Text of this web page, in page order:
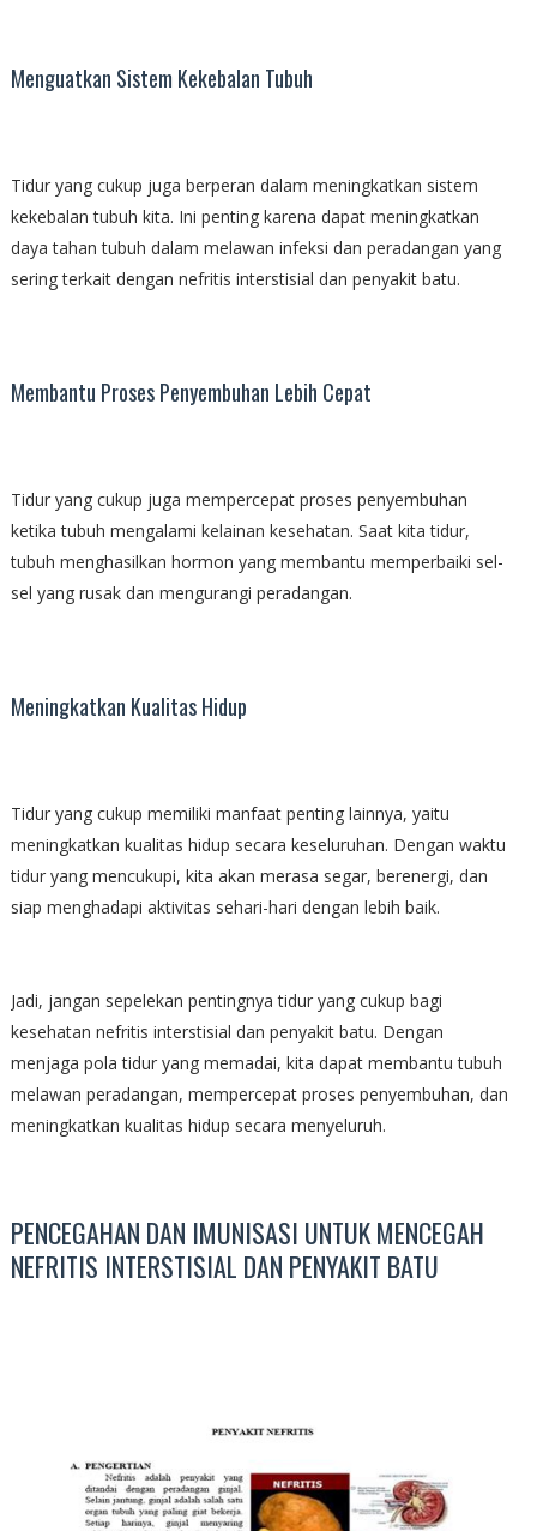
Menguatkan Sistem Kekebalan Tubuh
Tidur yang cukup juga berperan dalam meningkatkan sistem
kekebalan tubuh kita. Ini penting karena dapat meningkatkan
daya tahan tubuh dalam melawan infeksi dan peradangan yang
sering terkait dengan nefritis interstisial dan penyakit batu.
Membantu Proses Penyembuhan Lebih Cepat
Tidur yang cukup juga mempercepat proses penyembuhan
ketika tubuh mengalami kelainan kesehatan. Saat kita tidur,
tubuh menghasilkan hormon yang membantu memperbaiki sel-
sel yang rusak dan mengurangi peradangan.
Meningkatkan Kualitas Hidup
Tidur yang cukup memiliki manfaat penting lainnya, yaitu
meningkatkan kualitas hidup secara keseluruhan. Dengan waktu
tidur yang mencukupi, kita akan merasa segar, berenergi, dan
siap menghadapi aktivitas sehari-hari dengan lebih baik.
Jadi, jangan sepelekan pentingnya tidur yang cukup bagi
kesehatan nefritis interstisial dan penyakit batu. Dengan
menjaga pola tidur yang memadai, kita dapat membantu tubuh
melawan peradangan, mempercepat proses penyembuhan, dan
meningkatkan kualitas hidup secara menyeluruh.
PENCEGAHAN DAN IMUNISASI UNTUK MENCEGAH
NEFRITIS INTERSTISIAL DAN PENYAKIT BATU